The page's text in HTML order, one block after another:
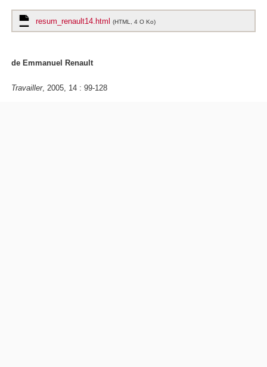
resum_renault14.html (HTML, 4 O Ko)
de Emmanuel Renault
Travailler, 2005, 14 : 99-128